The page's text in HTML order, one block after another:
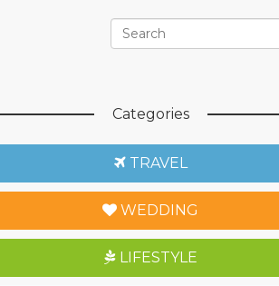
Categories
TRAVEL
WEDDING
LIFESTYLE